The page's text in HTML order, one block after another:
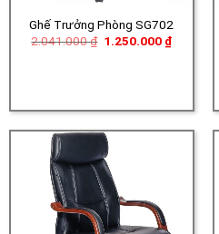
Ghế Trưởng Phòng SG702
2.041.000₫ Giá
1.250.000 ₫Giá